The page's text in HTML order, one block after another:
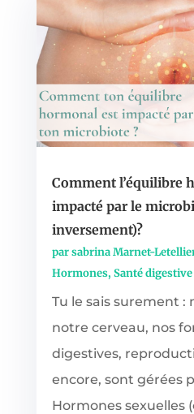
Comment l’équilibre
impacté par le
inversement)?
parsabrina Marnet-
Hormones, Santé digestive
Tu le sais surement :
notre cerveau, nos
digestives,
encore, sont gérées
Hormones sexuelles